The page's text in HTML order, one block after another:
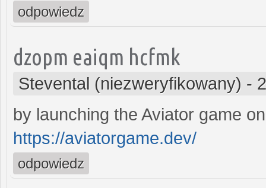
odpowiedz
dzopm eaiqm hcfmk
Stevental (niezweryfikowany) -
by launching the Aviator game
https://aviatorgame.dev/
odpowiedz